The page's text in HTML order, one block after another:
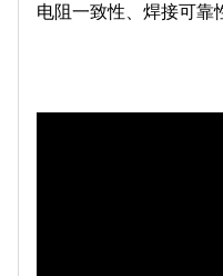
电阻一致性、焊接可靠